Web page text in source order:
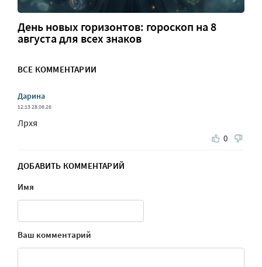
День новых горизонтов: гороскоп на 8
августа для всех знаков
ВСЕ КОММЕНТАРИИ
Дарина
12:13 28.06.26
Лрхя
0
ДОБАВИТЬ КОММЕНТАРИЙ
Имя
Ваш комментарий